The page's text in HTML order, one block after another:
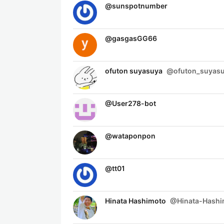
@sunspotnumber
@gasgasGG66
ofuton suyasuya @
@User278-bot
@wataponpon
@tt01
Hinata Hashimoto @Hinata-